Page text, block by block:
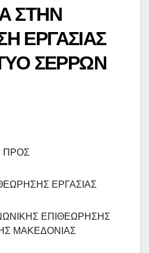
ΣΤΗΝ
ΕΡΓΑΣΙΑΣ
ΣΕΡΡΩΝ
ΠΡΟΣ
ΕΡΓΑΣΙΑΣ
ΕΠΙΘΕΩΡΗΣΗΣ
ΜΑΚΕΔΟΝΙΑΣ